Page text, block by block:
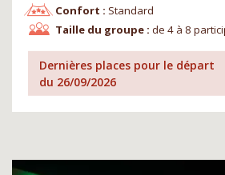
Confort : Standard
Taille du groupe : de 4 à 8
Dernières places pour le départ
du 26/09/2026